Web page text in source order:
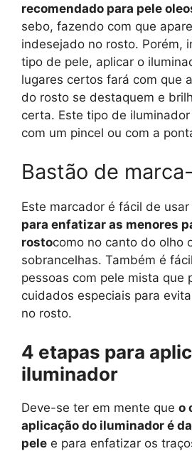
recomendado para pele
sebo, fazendo com que
indesejado no rosto. Porém,
tipo de pele, aplicar o
lugares certos fará com que
do rosto se destaquem e
certa. Este tipo de
com um pincel ou com a
Bastão de
Este marcador é fácil de
para enfatizar as menores
rostocomo no canto do olho
sobrancelhas. Também é
pessoas com pele mista que
cuidados especiais para
no rosto.
4 etapas para
iluminador
Deve-se ter em mente que o
aplicação do iluminador é
pele e para enfatizar os